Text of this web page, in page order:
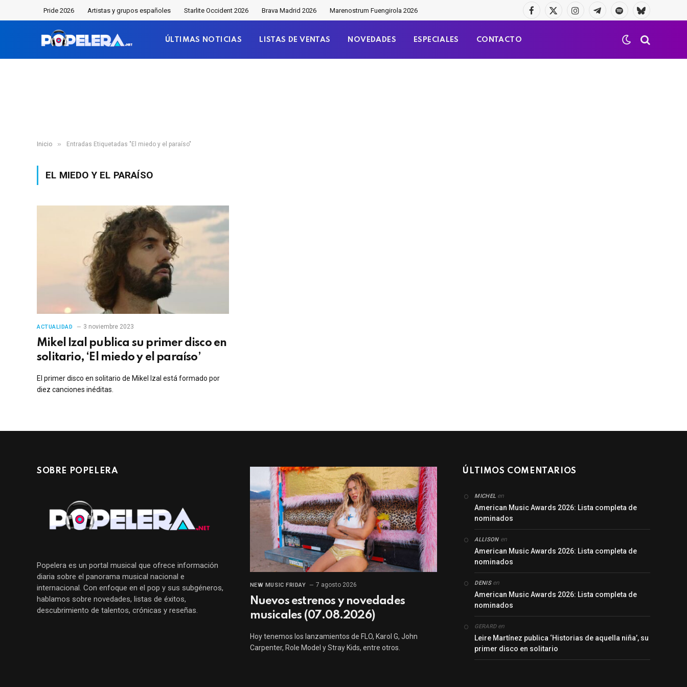
Pride 2026 Artistas y grupos españoles Starlite Occident 2026 Brava Madrid 2026 Marenostrum Fuengirola 2026
Facebook
X
InstagramTelegramaSpotifyBluesky
ÚLTIMAS NOTICIAS LISTAS DE VENTAS NOVEDADES ESPECIALES CONTACTO
Inicio » Entradas Etiquetadas "El miedo y el paraíso"
EL MIEDO Y EL PARAÍSO
ACTUALIDAD 3 noviembre 2023
Mikel Izal publica su primer disco en
solitario, ‘El miedo y el paraíso’
El primer disco en solitario de Mikel Izal está formado por
diez canciones inéditas.
SOBRE POPELERA
Popelera es un portal musical que ofrece información
diaria sobre el panorama musical nacional e
internacional. Con enfoque en el pop y sus subgéneros,
hablamos sobre novedades, listas de éxitos,
descubrimiento de talentos, crónicas y reseñas.
NEW MUSIC FRIDAY 7 agosto 2026
Nuevos estrenos y novedades
musicales (07.08.2026)
Hoy tenemos los lanzamientos de FLO, Karol G, John
Carpenter, Role Model y Stray Kids, entre otros.
ÚLTIMOS COMENTARIOS
MICHEL en
American Music Awards 2026: Lista completa de
nominados
ALLISONen
American Music Awards 2026: Lista completa de
nominados
DENISen
American Music Awards 2026: Lista completa de
nominados
GERARDen
Leire Martínez publica ‘Historias de aquella niña’, su
primer disco en solitario